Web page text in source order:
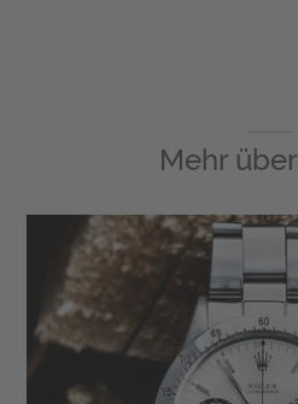
Mehr über